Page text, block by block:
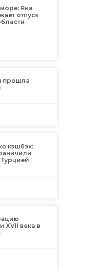
Яна
отпуск
прошла
кэшбэк:
XVII века в